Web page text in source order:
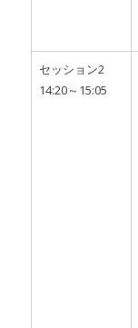
セッション2
14:20～15:05